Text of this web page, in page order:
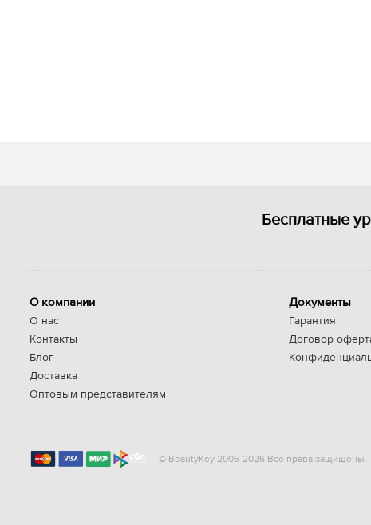
Бесплатные
О компании
О нас
Контакты
Блог
Доставка
Оптовым представителям
Документы
Гарантия
Договор
© BeautyKey 2006-2026 Все права защищены.